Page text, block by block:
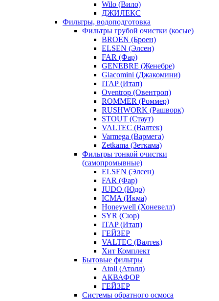
Wilo (Вило)
ДЖИЛЕКС
Фильтры, водоподготовка
Фильтры грубой очистки (косые)
BROEN (Броен)
ELSEN (Элсен)
FAR (Фар)
GENEBRE (Женебре)
Giacomini (Джакомини)
ITAP (Итап)
Oventrop (Овентроп)
ROMMER (Роммер)
RUSHWORK (Рашворк)
STOUT (Стаут)
VALTEC (Валтек)
Varmega (Вармега)
Zetkama (Зеткама)
Фильтры тонкой очистки
(самопромывные)
ELSEN (Элсен)
FAR (Фар)
JUDO (Юдо)
ICMA (Икма)
Honeywell (Хоневелл)
SYR (Сюр)
ITAP (Итап)
ГЕЙЗЕР
VALTEC (Валтек)
Хит Комплект
Бытовые фильтры
Atoll (Атолл)
АКВАФОР
ГЕЙЗЕР
Системы обратного осмоса